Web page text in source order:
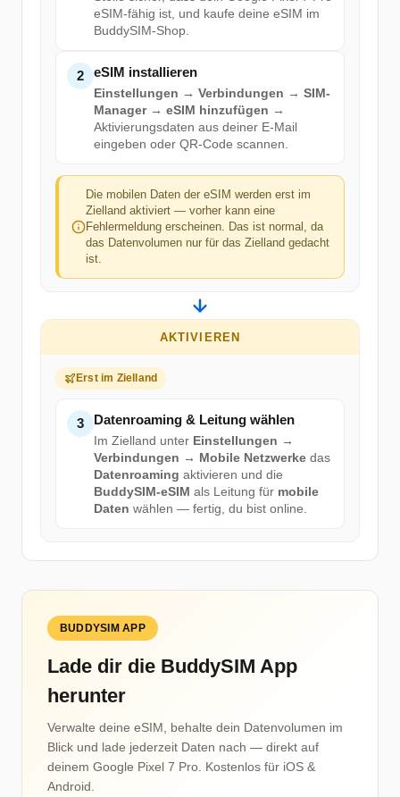
eSIM-fähig ist, und kaufe deine eSIM im
BuddySIM-Shop.
2 eSIM installieren
Einstellungen → Verbindungen → SIM-
Manager → eSIM hinzufügen →
Aktivierungsdaten aus deiner E-Mail
eingeben oder QR-Code scannen.
Die mobilen Daten der eSIM werden erst im
Zielland aktiviert — vorher kann eine
Fehlermeldung erscheinen. Das ist normal, da
das Datenvolumen nur für das Zielland gedacht
ist.
AKTIVIEREN
Erst im Zielland
3 Datenroaming & Leitung wählen
Im Zielland unter Einstellungen →
Verbindungen → Mobile Netzwerke das
Datenroaming aktivieren und die
BuddySIM-eSIM als Leitung für mobile
Daten wählen — fertig, du bist online.
BUDDYSIM APP
Lade dir die BuddySIM App
herunter
Verwalte deine eSIM, behalte dein Datenvolumen im
Blick und lade jederzeit Daten nach — direkt auf
deinem Google Pixel 7 Pro. Kostenlos für iOS &
Android.